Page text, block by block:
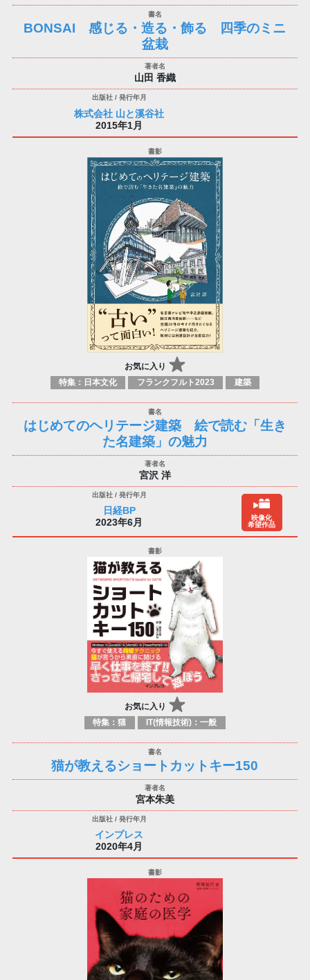
BONSAI 感じる・造る・飾る 四季のミニ
盆栽
山田 香織
株式会社 山と溪谷社
2015年1月
お気に入り
特集：日本文化 フランクフルト2023 建築
はじめてのヘリテージ建築 絵で読む「生き
た名建築」の魅力
宮沢 洋
日経BP
2023年6月
映像化
希望作品
お気に入り
特集：猫 IT(情報技術)：一般
猫が教えるショートカットキー150
宮本朱美
インプレス
2020年4月